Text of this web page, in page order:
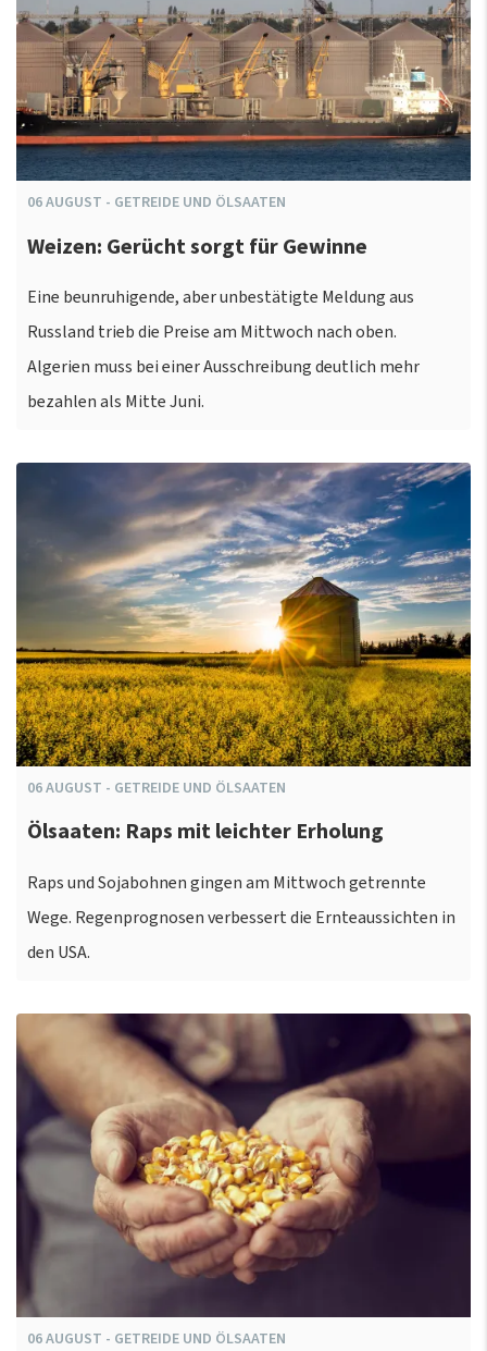
06AUGUST - GETREIDE UND ÖLSAATEN
Weizen: Gerücht sorgt für Gewinne
Eine beunruhigende, aber unbestätigte Meldung aus
Russland trieb die Preise am Mittwoch nach oben.
Algerien muss bei einer Ausschreibung deutlich mehr
bezahlen als Mitte Juni.
06AUGUST - GETREIDE UND ÖLSAATEN
Ölsaaten: Raps mit leichter Erholung
Raps und Sojabohnen gingen am Mittwoch getrennte
Wege. Regenprognosen verbessert die Ernteaussichten in
den USA.
06AUGUST - GETREIDE UND ÖLSAATEN